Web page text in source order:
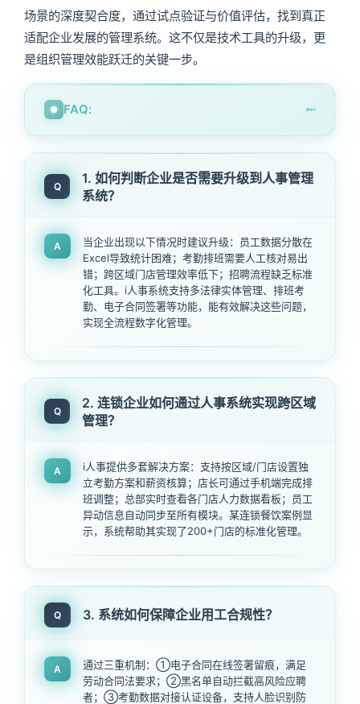
场景的深度契合度，通过试点验证与价值评估，找到真正
适配企业发展的管理系统。这不仅是技术工具的升级，更
是组织管理效能跃迁的关键一步。
FAQ:
Q
1. 如何判断企业是否需要升级到人事管理
系统？
A
当企业出现以下情况时建议升级：员工数据分散在
Excel导致统计困难；考勤排班需要人工核对易出
错；跨区域门店管理效率低下；招聘流程缺乏标准
化工具。i人事系统支持多法律实体管理、排班考
勤、电子合同签署等功能，能有效解决这些问题，
实现全流程数字化管理。
Q
2. 连锁企业如何通过人事系统实现跨区域
管理？
A
i人事提供多套解决方案：支持按区域/门店设置独
立考勤方案和薪资核算；店长可通过手机端完成排
班调整；总部实时查看各门店人力数据看板；员工
异动信息自动同步至所有模块。某连锁餐饮案例显
示，系统帮助其实现了200+门店的标准化管理。
Q 3. 系统如何保障企业用工合规性？
A
通过三重机制：①电子合同在线签署留痕，满足
劳动合同法要求；②黑名单自动拦截高风险应聘
者；③考勤数据对接认证设备，支持人脸识别防